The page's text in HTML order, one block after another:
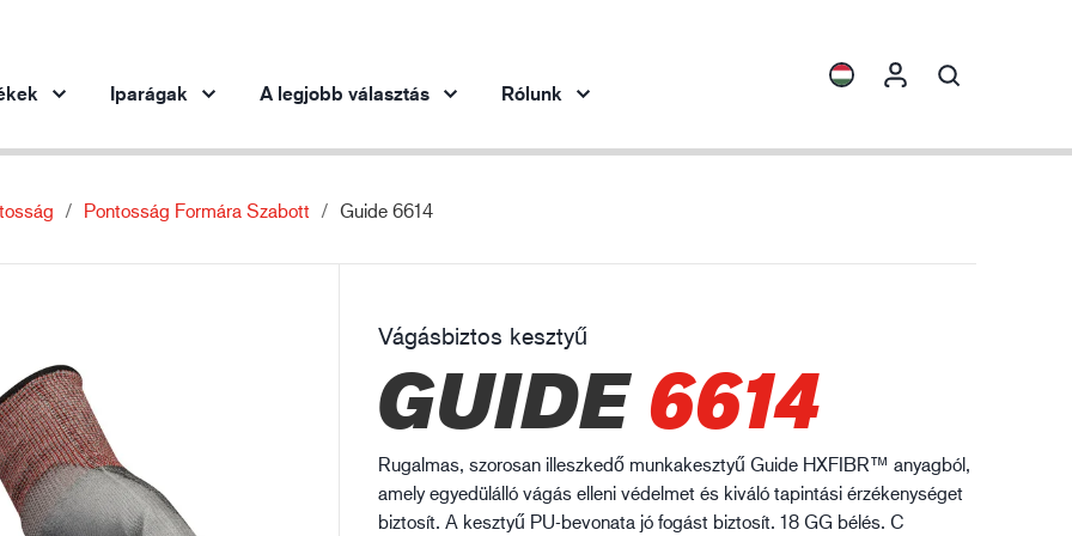
Gépipar
Olaj- és gázipar
Építőipar
Logisztika
HXFIBR™
SPARX™
XLNT™
Iparágak
Gépipar
A legjobb választás Rólunk
Pontosság Formára Szabott Guide 6614
Vágásbiztos kesztyű
GUIDE6614
Rugalmas, szorosan illeszkedő munkakesztyű Guide HXFIBR™ anyagból,
amely egyedülálló vágás elleni védelmet és kiváló tapintási érzékenységet
biztosít. A kesztyű PU-bevonata jó fogást biztosít. 18 GG bélés. C